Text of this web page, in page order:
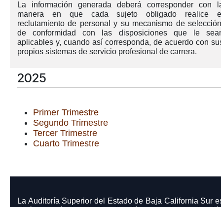
La información generada deberá corresponder con
manera en que cada sujeto obligado realice
reclutamiento de personal y su mecanismo de
de conformidad con las disposiciones que le
aplicables y, cuando así corresponda, de acuerdo con
propios sistemas de servicio profesional de carrera.
2025
Primer Trimestre
Segundo Trimestre
Tercer Trimestre
Cuarto Trimestre
La Auditoría Superior del Estado de Baja California Sur